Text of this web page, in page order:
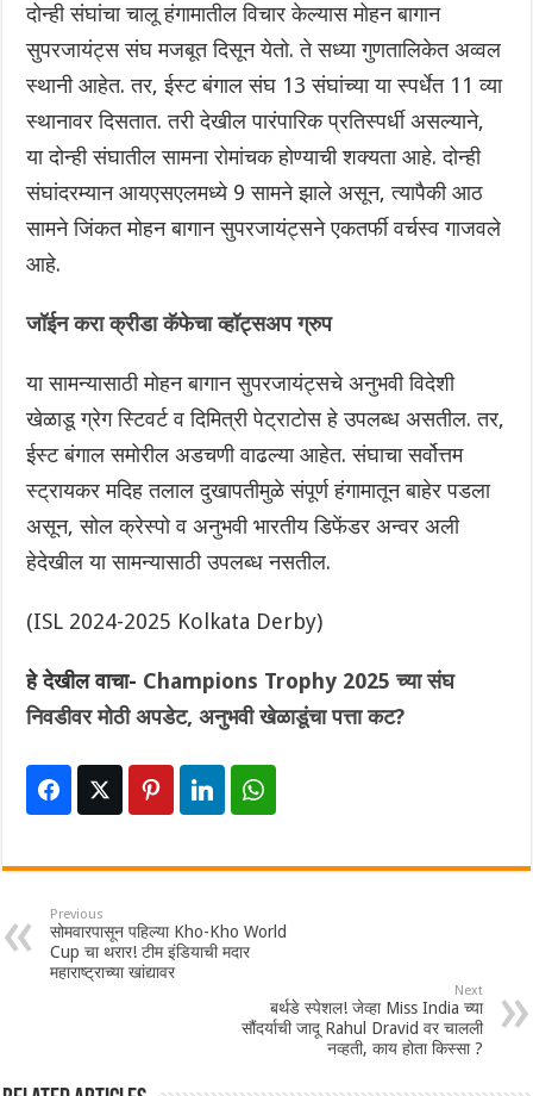
दोन्ही संघांचा चालू हंगामातील विचार केल्यास मोहन बागान
सुपरजायंट्स संघ मजबूत दिसून येतो. ते सध्या गुणतालिकेत अव्वल
स्थानी आहेत. तर, ईस्ट बंगाल संघ 13 संघांच्या या स्पर्धेत 11 व्या
स्थानावर दिसतात. तरी देखील पारंपारिक प्रतिस्पर्धी असल्याने,
या दोन्ही संघातील सामना रोमांचक होण्याची शक्यता आहे. दोन्ही
संघांदरम्यान आयएसएलमध्ये 9 सामने झाले असून, त्यापैकी आठ
सामने जिंकत मोहन बागान सुपरजायंट्सने एकतर्फी वर्चस्व गाजवले
आहे.
जॉईन करा क्रीडा कॅफेचा व्हॉट्सअप ग्रुप
या सामन्यासाठी मोहन बागान सुपरजायंट्सचे अनुभवी विदेशी
खेळाडू ग्रेग स्टिवर्ट व दिमित्री पेट्राटोस हे उपलब्ध असतील. तर,
ईस्ट बंगाल समोरील अडचणी वाढल्या आहेत. संघाचा सर्वोत्तम
स्ट्रायकर मदिह तलाल दुखापतीमुळे संपूर्ण हंगामातून बाहेर पडला
असून, सोल क्रेस्पो व अनुभवी भारतीय डिफेंडर अन्वर अली
हेदेखील या सामन्यासाठी उपलब्ध नसतील.
(ISL 2024-2025 Kolkata Derby)
हे देखील वाचा- Champions Trophy 2025 च्या संघ
निवडीवर मोठी अपडेट, अनुभवी खेळाडूंचा पत्ता कट?
Previous
सोमवारपासून पहिल्या Kho-Kho World
Cup चा थरार! टीम इंडियाची मदार
महाराष्ट्राच्या खांद्यावर
Next
बर्थडे स्पेशल! जेव्हा Miss India च्या
सौंदर्याची जादू Rahul Dravid वर चालली
नव्हती, काय होता किस्सा ?